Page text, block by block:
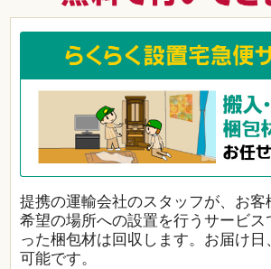
提携の運輸会社のスタッフが、お客
希望の場所への設置を行うサービス
った梱包材は回収します。お届け日
可能です。